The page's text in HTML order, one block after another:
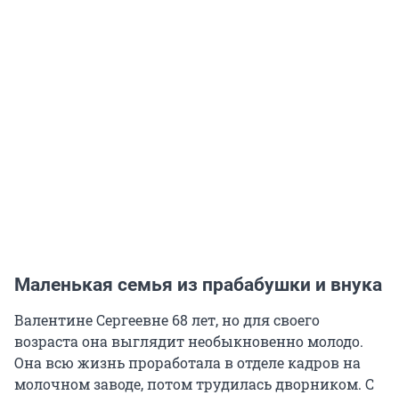
Маленькая семья из прабабушки и внука
Валентине Сергеевне 68 лет, но для своего
возраста она выглядит необыкновенно молодо.
Она всю жизнь проработала в отделе кадров на
молочном заводе, потом трудилась дворником. С